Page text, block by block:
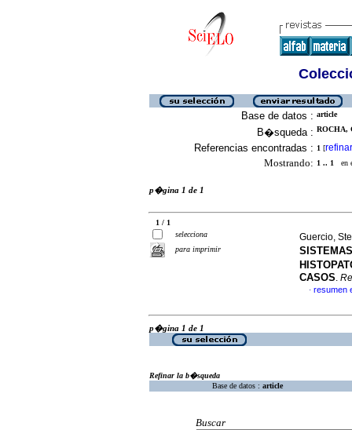
Base de datos : article
B�squeda : ROCHA,
Referencias encontradas : 1 [refinar
Mostrando: 1 .. 1 en
p�gina 1 de 1
1 / 1
selecciona
para imprimir
Guercio,
CASOS.
· resumen
p�gina 1 de 1
Refinar la b�squeda
Base de datos : article
Buscar